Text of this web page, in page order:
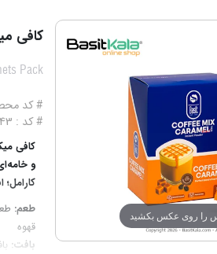
را روی عکس بکشید
کافی
Pack
# کد محصول:
# کد : 6243
و
طعم:
قهوه
بافت: